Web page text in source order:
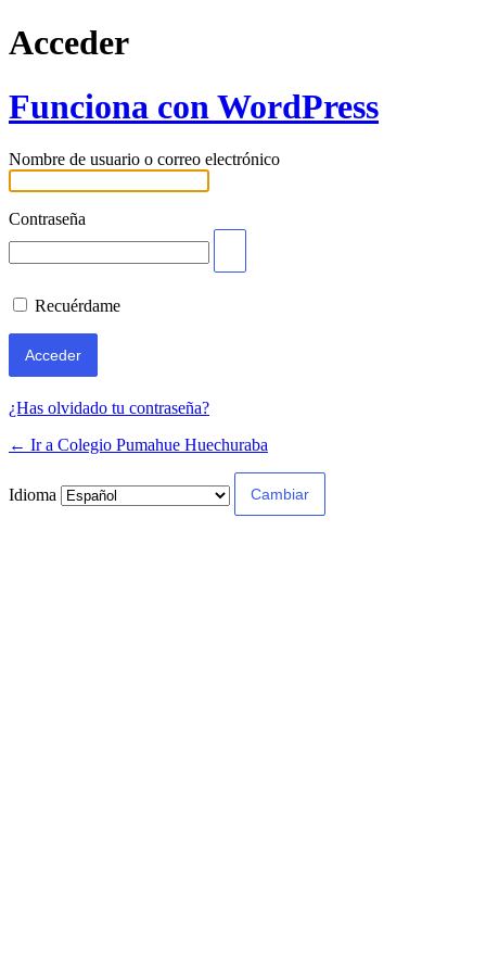
Acceder
Funciona con WordPress
Nombre de usuario o correo electrónico
Contraseña
Recuérdame
¿Has olvidado tu contraseña?
← Ir a Colegio Pumahue Huechuraba
Idioma